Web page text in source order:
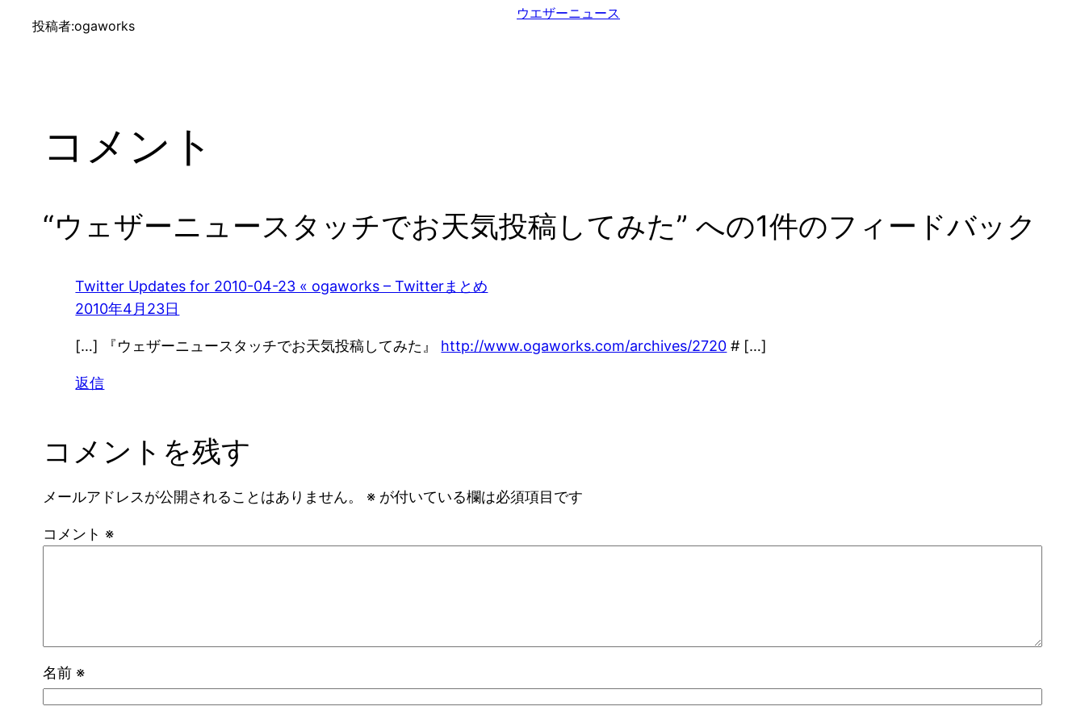
投稿者:ogaworks
ウエザーニュース
コメント
“ウェザーニュースタッチでお天気投稿してみた” への1件のフィードバック
Twitter Updates for 2010-04-23 « ogaworks – Twitterまとめ
2010年4月23日
[…] 『ウェザーニュースタッチでお天気投稿してみた』 http://www.ogaworks.com/archives/2720 # […]
返信
コメントを残す
メールアドレスが公開されることはありません。 ※ が付いている欄は必須項目です
コメント ※
名前 ※